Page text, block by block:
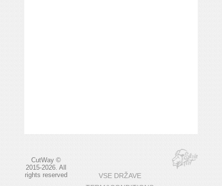
CutWay ©
2015-2026. All
rights reserved
VSE DRŽAVE